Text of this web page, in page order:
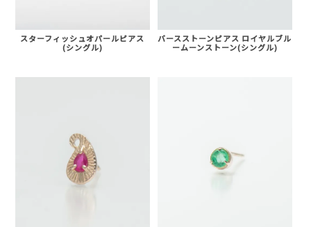
スターフィッシュオパールピアス
(シングル)
バースストーンピアス ロイヤルブル
ームーンストーン(シングル)